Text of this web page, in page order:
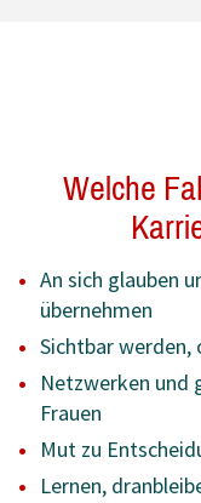
Welche
An sich glauben
übernehmen
Sichtbar werden,
Netzwerken und
Frauen
Mut zu
Lernen,